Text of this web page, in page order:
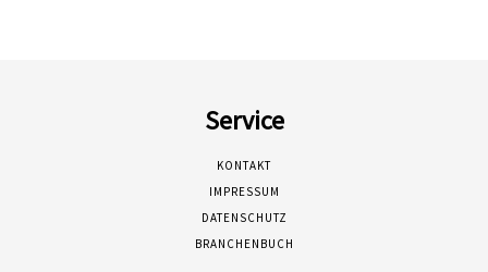
Service
KONTAKT
IMPRESSUM
DATENSCHUTZ
BRANCHENBUCH